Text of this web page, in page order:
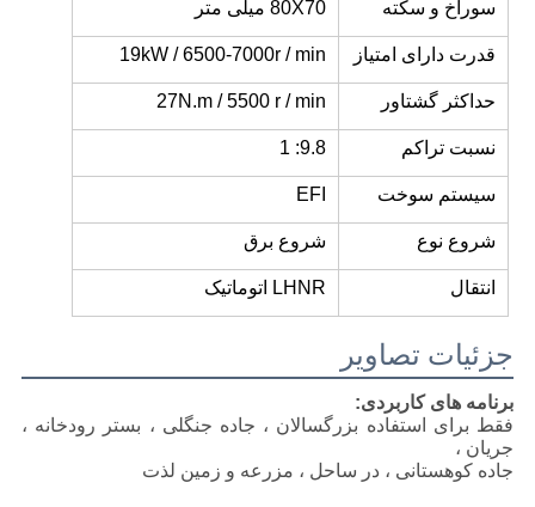
سوراخ و سکته 80X70 میلی متر
قدرت دارای امتیاز 19kW / 6500-7000r / min
حداکثر گشتاور 27N.m / 5500 r / min
نسبت تراکم 9.8: 1
سیستم سوخت EFI
شروع نوع شروع برق
انتقال LHNR اتوماتیک
جزئیات تصاویر
برنامه های کاربردی:
فقط برای استفاده بزرگسالان ، جاده جنگلی ، بستر رودخانه ،
جریان ،
جاده کوهستانی ، در ساحل ، مزرعه و زمین لذت